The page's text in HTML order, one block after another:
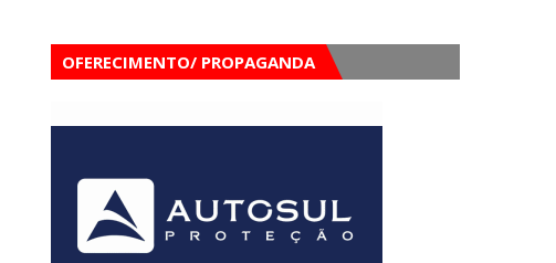
OFERECIMENTO/ PROPAGANDA